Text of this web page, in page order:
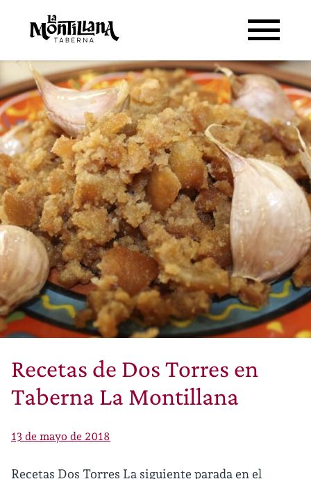
Recetas de Dos Torres en
Taberna La Montillana
13 de mayo de 2018
Recetas Dos Torres La siguiente parada en el